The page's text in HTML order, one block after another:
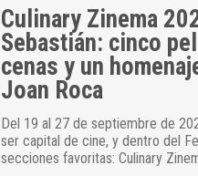
Culinary Zinema
Sebastián: cinco
cenas y un
Joan Roca
Del 19 al 27 de septiembre de
ser capital de cine, y dentro del
secciones favoritas: Culinary